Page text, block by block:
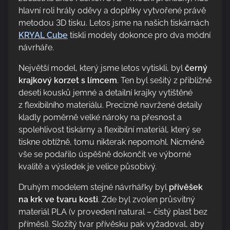
i
s
p
o
s
t
o
n
hlavní roli hrály oděvy a doplňky vytvořené právě
metodou 3D tisku. Letos jsme na našich tiskárnách
KRYAL Cube tiskli modely dokonce pro dva módní
návrháře.
Největší model, který jsme letos vytiskli, bylčerný
krajkový korzet s límcem. Ten byl sešitý z přibližně
deseti kousků jemné a detailní krajky vytištěné
z flexibilního materiálu. Precizně navržené detaily
kladly poměrně velké nároky na přesnost a
spolehlivost tiskárny a flexibilní materiál, který se
tiskne obtížně, tomu nikterak nepomohl. Nicméně
vše se podařilo úspěšně dokončit ve výborné
kvalitě a výsledek je velice působivý.
Druhým modelem stejné návrhářky byl přívěšek
na krk ve tvaru kosti. Zde byl zvolen průsvitný
materiál PLA (v provedení natural – čistý plast bez
příměsí). Složitý tvar přívěsku pak vyžadoval, aby